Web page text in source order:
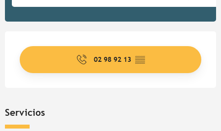
02 98 92 13 ▒▒
Servicios